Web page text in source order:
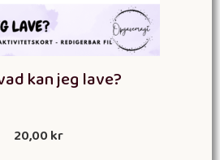
kan jeg lave?
20,00kr